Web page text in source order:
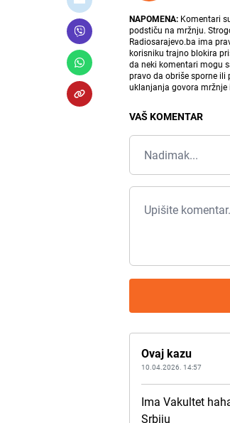
NAPOMENA: Komentari
podstiču na mržnju.
Radiosarajevo.ba ima
korisniku trajno blokira
da neki komentari mogu
pravo da obriše sporne
uklanjanja govora
VAŠ KOMENTAR
Ovaj kazu
10.04.2026. 14:57
Ima Vakultet
Srbiju